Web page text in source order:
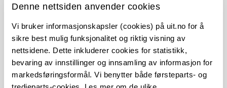
Denne nettsiden anvender cookies
Vi bruker informasjonskapsler (cookies) på uit.no for å
sikre best mulig funksjonalitet og riktig visning av
nettsidene. Dette inkluderer cookies for statistikk,
bevaring av innstillinger og innsamling av informasjon for
markedsføringsformål. Vi benytter både førsteparts- og
Om Forskning og undervisning